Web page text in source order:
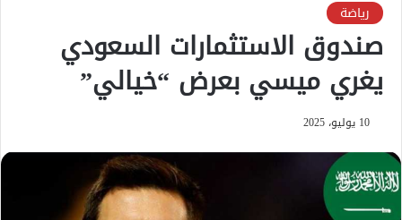
رياضة
صندوق الاستثمارات السعودي
يغري ميسي بعرض “خيالي”
10 يوليو، 2025